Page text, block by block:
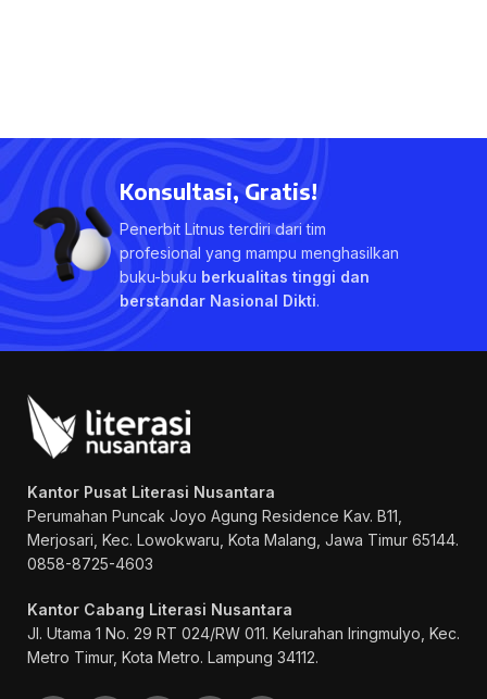
Konsultasi, Gratis!
Penerbit Litnus terdiri dari tim
profesional yang mampu menghasilkan
buku-buku berkualitas tinggi dan
berstandar Nasional Dikti.
Kantor Pusat Literasi Nusantara
Perumahan Puncak Joyo Agung Residence Kav. B11,
Merjosari, Kec. Lowokwaru, Kota Malang, Jawa Timur 65144.
0858-8725-4603
Kantor Cabang Literasi Nusantara
Jl. Utama 1 No. 29 RT 024/RW 011. Kelurahan Iringmulyo, Kec.
Metro Timur, Kota Metro. Lampung 34112.